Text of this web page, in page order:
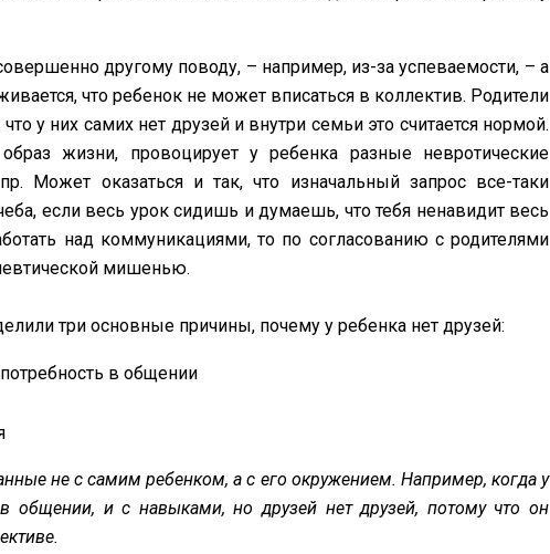
другому поводу, – например, из-за успеваемости, – а
что ребенок не может вписаться в коллектив. Родители
у них самих нет друзей и внутри семьи это считается нормой.
жизни, провоцирует у ребенка разные невротические
Может оказаться и так, что изначальный запрос все-таки
если весь урок сидишь и думаешь, что тебя ненавидит весь
над коммуникациями, то по согласованию с родителями
мишенью.
три основные причины, почему у ребенка нет друзей:
в общении
не с самим ребенком, а с его окружением. Например, когда у
общении, и с навыками, но друзей нет друзей, потому что он